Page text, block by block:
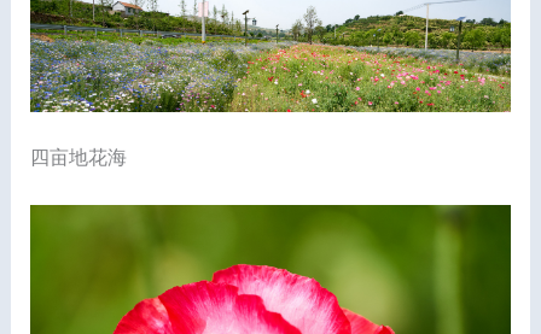
四亩地花海